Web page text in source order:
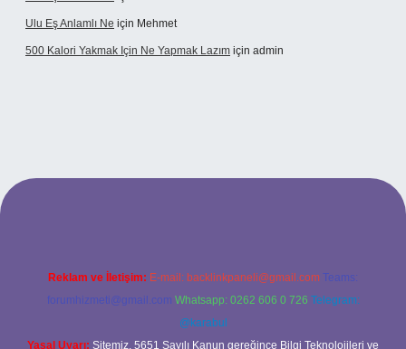
Ulu Eş Anlamlı Ne için Mehmet
500 Kalori Yakmak Için Ne Yapmak Lazım için admin
giriş adresi
Reklam ve İletişim: E-mail: backlinkpaneli@gmail.com Teams:
forumhizmeti@gmail.com Whatsapp: 0262 606 0 726 Telegram:
@karabul
Yasal Uyarı: Sitemiz, 5651 Sayılı Kanun gereğince Bilgi Teknolojileri ve